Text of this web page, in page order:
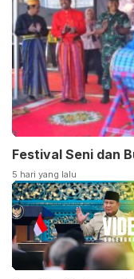
Festival Seni dan
5 hari yang lalu